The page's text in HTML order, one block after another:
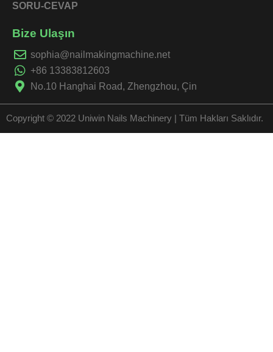
SORU-CEVAP
Bize Ulaşın
sophia@nailmakingmachine.net
+86 13383812603
No.10 Hanghai Road, Zhengzhou, Çin
Copyright © 2022 Uniwin Nails Machinery | Tüm Hakları Saklıdır.